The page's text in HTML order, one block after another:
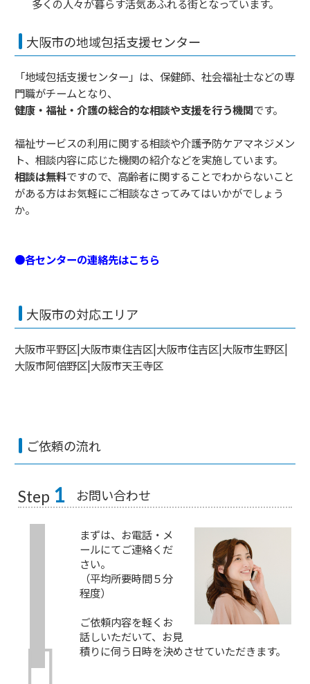
多くの人々が暮らす活気あふれる街となっています。
大阪市の地域包括支援センター
「地域包括支援センター」は、保健師、社会福祉士などの専
門職がチームとなり、
健康・福祉・介護の総合的な相談や支援を行う機関です。
福祉サービスの利用に関する相談や介護予防ケアマネジメン
ト、相談内容に応じた機関の紹介などを実施しています。
相談は無料ですので、高齢者に関することでわからないこと
がある方はお気軽にご相談なさってみてはいかがでしょう
か。
●各センターの連絡先はこちら
大阪市の対応エリア
大阪市平野区|大阪市東住吉区|大阪市住吉区|大阪市生野区|
大阪市阿倍野区|大阪市天王寺区
ご依頼の流れ
Step 1 お問い合わせ
まずは、お電話・メ
ールにてご連絡くだ
さい。
（平均所要時間５分
程度）
ご依頼内容を軽くお
話しいただいて、お見
積りに伺う日時を決めさせていただきます。